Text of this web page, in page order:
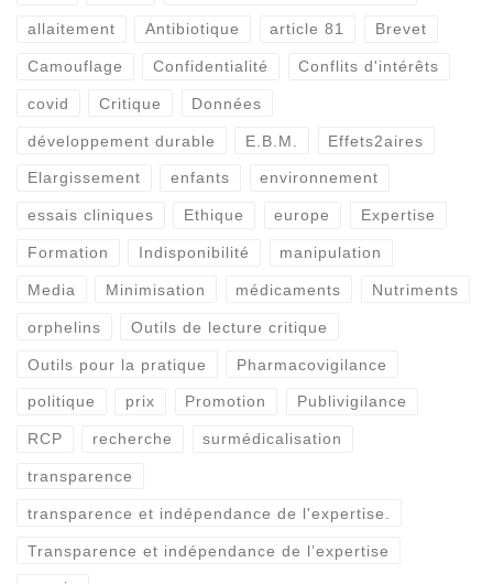
allaitement Antibiotique article 81 Brevet
Camouflage Confidentialité Conflits d'intérêts
covid Critique Données
développement durable E.B.M. Effets2aires
Elargissement enfants environnement
essais cliniques Ethique europe Expertise
Formation Indisponibilité manipulation
Media Minimisation médicaments Nutriments
orphelins Outils de lecture critique
Outils pour la pratique Pharmacovigilance
politique prix Promotion Publivigilance
RCP recherche surmédicalisation
transparence
transparence et indépendance de l'expertise.
Transparence et indépendance de l’expertise